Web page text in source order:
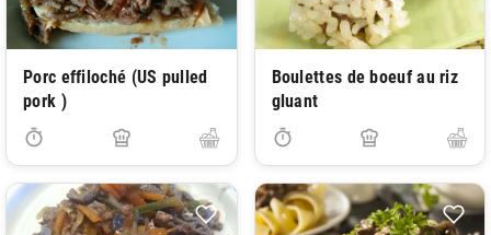
Porc effiloché (US pulled
pork )
Boulettes de boeuf au riz
gluant